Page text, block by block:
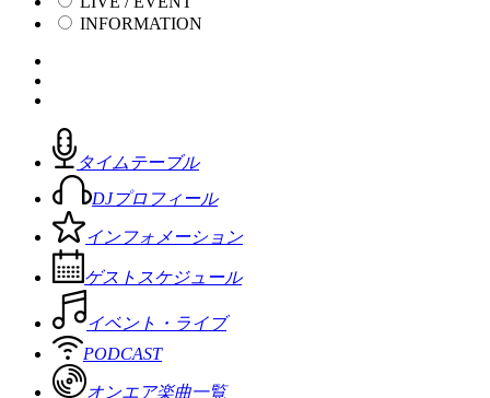
INFORMATION
タイムテーブル
DJプロフィール
インフォメーション
ゲストスケジュール
イベント・ライブ
PODCAST
オンエア楽曲一覧